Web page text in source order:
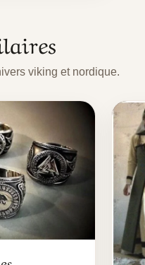
viking et nordique.